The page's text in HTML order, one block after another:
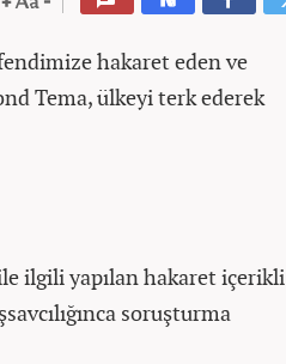
hakaret eden ve
Tema, ülkeyi terk ederek
ilgili yapılan hakaret içerikli
soruşturma